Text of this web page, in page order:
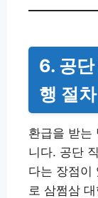
6. 공
행 절차
환급을 받는
니다. 공단
다는 장점이
로 삼쩜삼